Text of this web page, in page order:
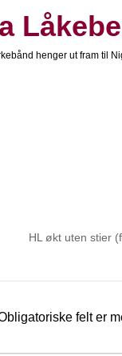
henger ut fram til
HL økt uten stier
felt er